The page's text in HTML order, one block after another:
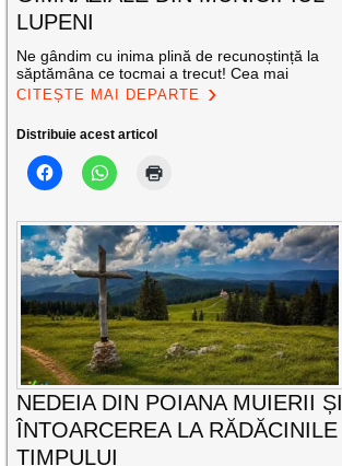
LUPENI
Ne gândim cu inima plină de recunoștință la
săptămâna ce tocmai a trecut! Cea mai
CITEȘTE MAI DEPARTE
Distribuie acest articol
NEDEIA DIN POIANA MUIERII ȘI
ÎNTOARCEREA LA RĂDĂCINILE
TIMPULUI